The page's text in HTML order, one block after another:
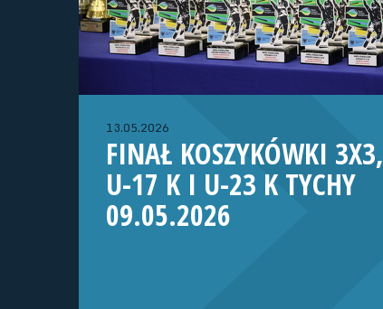
13.05.2026
FINAŁ KOSZYKÓWKI 3X3,
U-17 K I U-23 K TYCHY
09.05.2026